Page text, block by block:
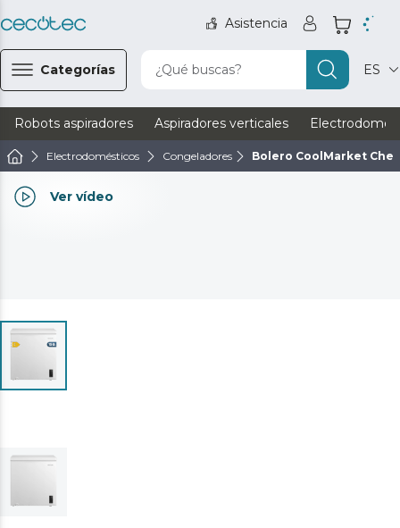
Asistencia
Categorías ¿Qué buscas? ES
Robots aspiradores Aspiradores verticales
Electrodomésticos Congeladores Bolero CoolMarket
Ver vídeo